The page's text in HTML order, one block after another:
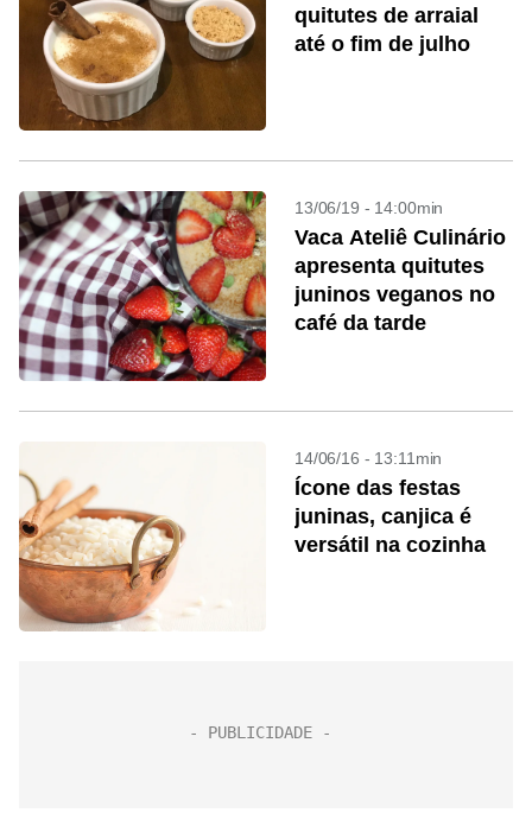
quitutes de arraial
até o fim de julho
13/06/19 - 14:00min
Vaca Ateliê Culinário
apresenta quitutes
juninos veganos no
café da tarde
14/06/16 - 13:11min
Ícone das festas
juninas, canjica é
versátil na cozinha